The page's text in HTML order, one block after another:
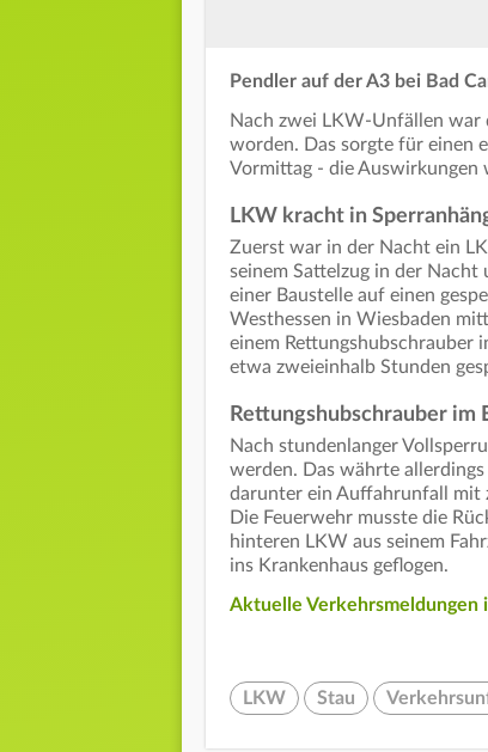
Pendler auf der A3 bei Bad
Nach zwei LKW-Unfällen
worden. Das sorgte für einen
Vormittag - die Auswirkungen
LKW kracht in
Zuerst war in der Nacht ein
seinem Sattelzug in der Nacht
einer Baustelle auf einen
Westhessen in Wiesbaden
einem Rettungshubschrauber
etwa zweieinhalb Stunden
Rettungshubschrauber im
Nach stundenlanger
werden. Das währte
darunter ein Auffahrunfall mit
Die Feuerwehr musste die
hinteren LKW aus seinem
ins Krankenhaus geflogen.
Aktuelle Verkehrsmeldungen
LKW Stau